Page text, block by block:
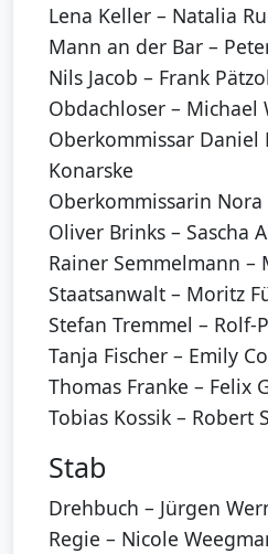
Lena Keller – Natalia
Mann an der Bar –
Nils Jacob – Frank
Obdachloser – Michael
Oberkommissar Daniel
Konarske
Oberkommissarin Nora
Oliver Brinks – Sascha
Rainer Semmelmann –
Staatsanwalt – Moritz
Stefan Tremmel – Rolf-
Tanja Fischer – Emily
Thomas Franke – Felix
Tobias Kossik – Robert
Stab
Drehbuch – Jürgen
Regie – Nicole